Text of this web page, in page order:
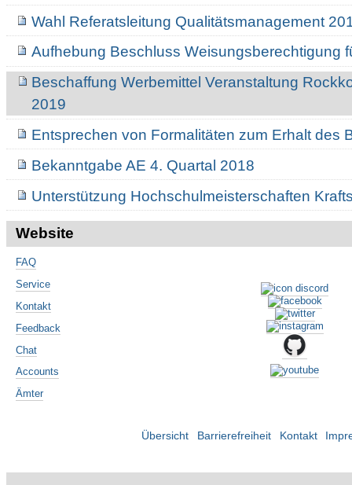
Wahl Referatsleitung Qualitätsmanagement
Aufhebung Beschluss Weisungsberechtigung
Beschaffung Werbemittel Veranstaltung
2019
Entsprechen von Formalitäten zum Erhalt des
Bekanntgabe AE 4. Quartal 2018
Unterstützung Hochschulmeisterschaften
Website
FAQ
Service
Kontakt
Feedback
Chat
Accounts
Ämter
Übersicht Barrierefreiheit Kontakt